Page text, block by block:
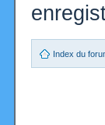
Index du